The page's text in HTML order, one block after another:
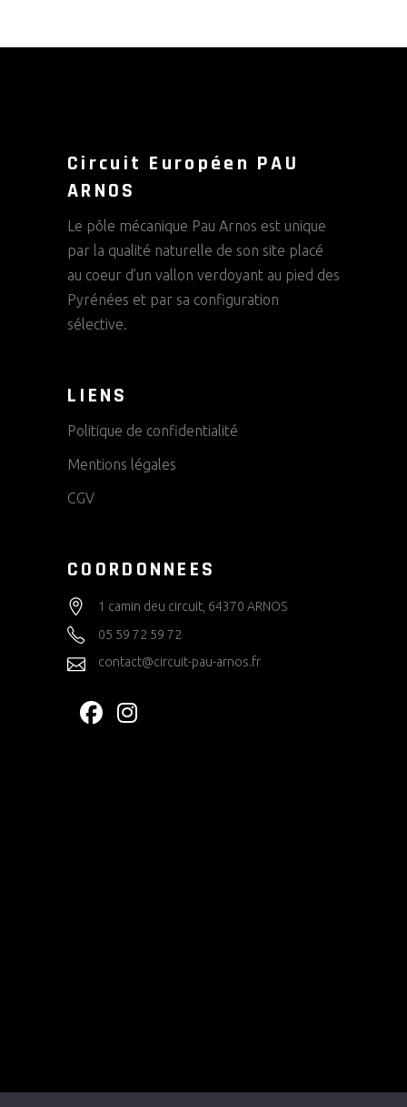
Circuit Européen PAU
ARNOS
Le pôle mécanique Pau Arnos est unique
par la qualité naturelle de son site placé
au coeur d’un vallon verdoyant au pied des
Pyrénées et par sa configuration
sélective.
LIENS
Politique de confidentialité
Mentions légales
CGV
COORDONNEES
1 camin deu circuit, 64370 ARNOS
05 59 72 59 72
contact@circuit-pau-arnos.fr